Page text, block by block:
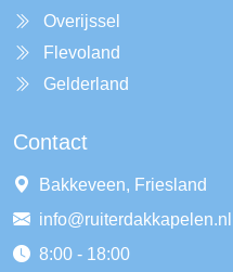
Overijssel
Flevoland
Gelderland
Contact
Bakkeveen, Friesland
info@ruiterdakkapelen.nl
8:00 - 18:00